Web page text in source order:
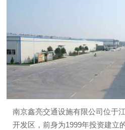
南京鑫亮交通设施有限公司位于
开发区，前身为1999年投资建立